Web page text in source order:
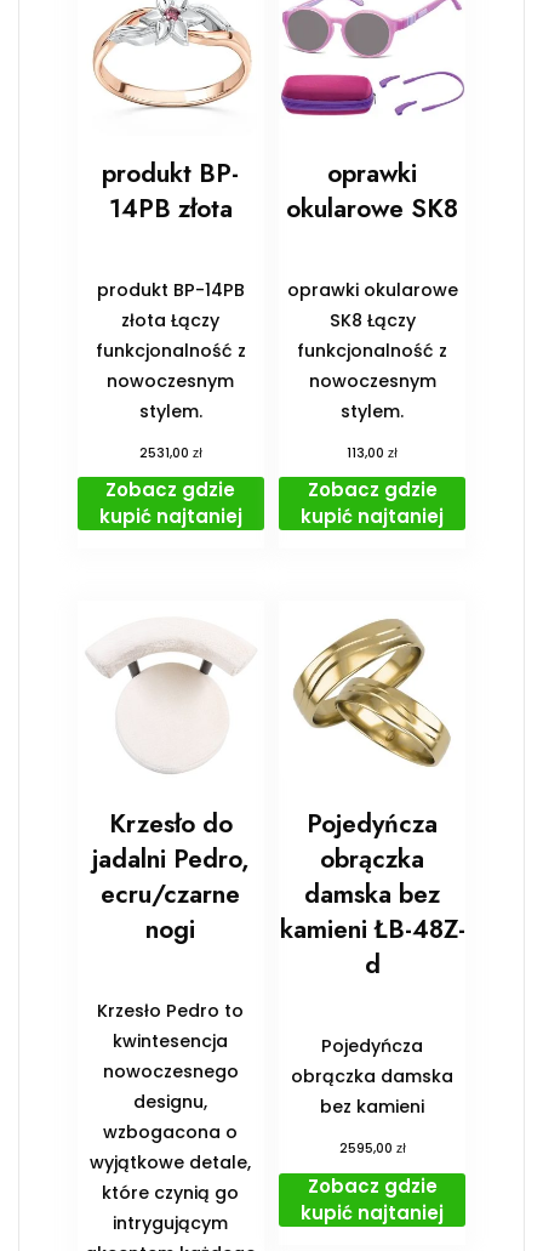
produkt BP-
14PB złota
produkt BP-14PB
złota Łączy
funkcjonalność z
nowoczesnym
stylem.
2531,00 zł
Zobacz gdzie
kupić najtaniej
oprawki
okularowe SK8
oprawki okularowe
SK8 Łączy
funkcjonalność z
nowoczesnym
stylem.
113,00zł
Zobacz gdzie
kupić najtaniej
Krzesło do
jadalni Pedro,
ecru/czarne
nogi
Krzesło Pedro to
kwintesencja
nowoczesnego
designu,
wzbogacona o
wyjątkowe detale,
które czynią go
intrygującym
Pojedyńcza
obrączka
damska bez
kamieni ŁB-48Z-
d
Pojedyńcza
obrączka damska
bez kamieni
2595,00 zł
Zobacz gdzie
kupić najtaniej